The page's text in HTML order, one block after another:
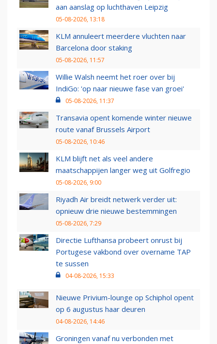
aan aanslag op luchthaven Leipzig
05-08-2026, 13:18
KLM annuleert meerdere vluchten naar
Barcelona door staking
05-08-2026, 11:57
Willie Walsh neemt het roer over bij
IndiGo: 'op naar nieuwe fase van groei'
05-08-2026, 11:37
Transavia opent komende winter nieuwe
route vanaf Brussels Airport
05-08-2026, 10:46
KLM blijft net als veel andere
maatschappijen langer weg uit Golfregio
05-08-2026, 9:00
Riyadh Air breidt netwerk verder uit:
opnieuw drie nieuwe bestemmingen
05-08-2026, 7:29
Directie Lufthansa probeert onrust bij
Portugese vakbond over overname TAP
te sussen
04-08-2026, 15:33
Nieuwe Privium-lounge op Schiphol opent
op 6 augustus haar deuren
04-08-2026, 14:46
Groningen vanaf nu verbonden met